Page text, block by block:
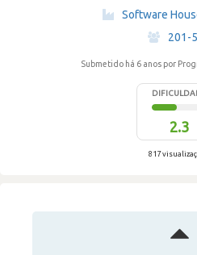
Software
·
201-
Submetido há 6 anos por
2.3
817